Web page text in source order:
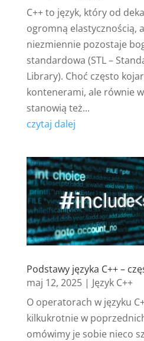
C++ to język, który od
ogromną elastycznością,
niezmiennie pozostaje
standardowa (STL –
Library). Choć często
kontenerami, ale równie
stanowią też...
czytaj dalej
Podstawy języka C++ –
maj 12, 2025| Język C++
O operatorach w języku
kilkukrotnie w
omówimy je sobie nieco